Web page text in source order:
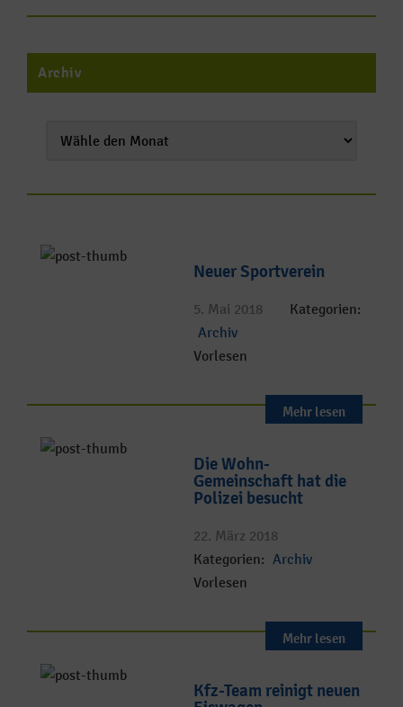
Archiv
Neuer Sportverein
5. Mai 2018
Kategorien:
Archiv
Vorlesen
Mehr lesen
Die Wohn-
Gemeinschaft hat die
Polizei besucht
22. März 2018
Kategorien: Archiv
Vorlesen
Mehr lesen
Kfz-Team reinigt neuen